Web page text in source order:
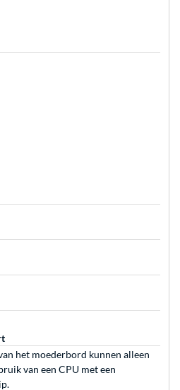
het moederbord kunnen alleen
van een CPU met een